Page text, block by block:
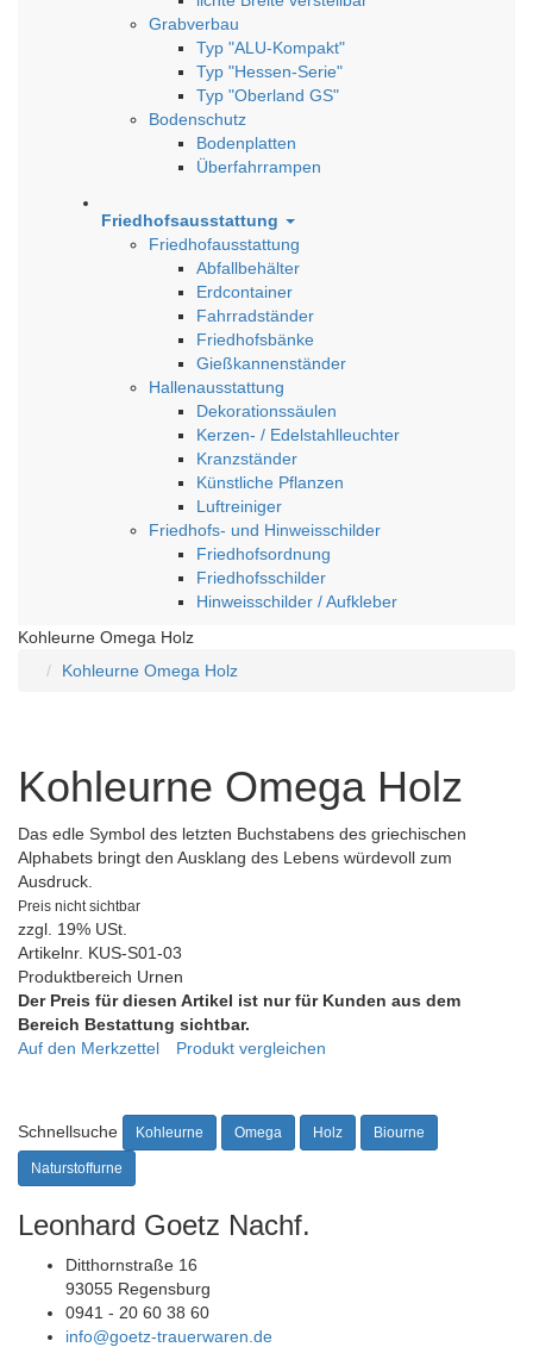
Grabverbau
Typ "ALU-Kompakt"
Typ "Hessen-Serie"
Typ "Oberland GS"
Bodenschutz
Bodenplatten
Überfahrrampen
Friedhofsausstattung
Friedhofausstattung
Abfallbehälter
Erdcontainer
Fahrradständer
Friedhofsbänke
Gießkannenständer
Hallenausstattung
Dekorationssäulen
Kerzen- / Edelstahlleuchter
Kranzständer
Künstliche Pflanzen
Luftreiniger
Friedhofs- und Hinweisschilder
Friedhofsordnung
Friedhofsschilder
Hinweisschilder / Aufkleber
Kohleurne Omega Holz
Kohleurne Omega Holz
Kohleurne Omega Holz
Das edle Symbol des letzten Buchstabens des griechischen
Alphabets bringt den Ausklang des Lebens würdevoll zum
Ausdruck.
Preis nicht sichtbar
zzgl. 19% USt.
Artikelnr. KUS-S01-03
Produktbereich Urnen
Der Preis für diesen Artikel ist nur für Kunden aus dem
Bereich Bestattung sichtbar.
Auf den Merkzettel
Produkt vergleichen
Schnellsuche Kohleurne Omega Holz Biourne
Naturstoffurne
Leonhard Goetz Nachf.
Ditthornstraße 16
93055 Regensburg
0941 - 20 60 38 60
info@goetz-trauerwaren.de